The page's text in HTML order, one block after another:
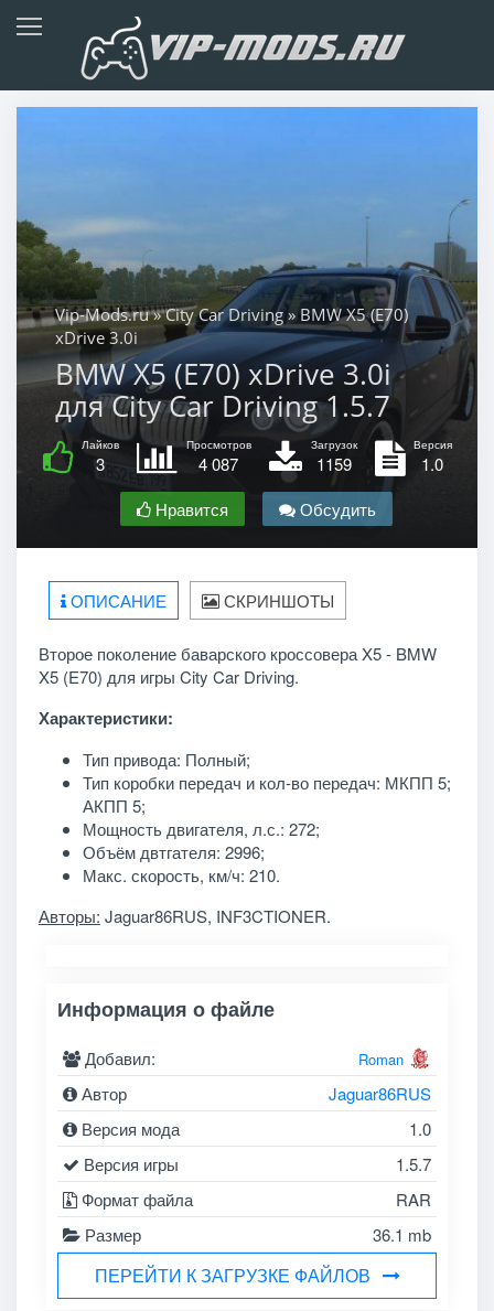
Vip-Mods.ru»City Car Driving» BMW X5 (E70)
xDrive 3.0i
BMW X5 (E70) xDrive 3.0i
для City Car Driving 1.5.7
Лайков
3
Просмотров
4 087
Загрузок
1159
Версия
1.0
Нравится
Обсудить
ОПИСАНИЕ СКРИНШОТЫ
Второе поколение баварского кроссовера X5 - BMW
X5 (E70) для игры City Car Driving.
Характеристики:
Тип привода: Полный;
Тип коробки передач и кол-во передач: МКПП 5;
АКПП 5;
Мощность двигателя, л.с.: 272;
Объём двтгателя: 2996;
Макс. скорость, км/ч: 210.
Авторы: Jaguar86RUS, INF3CTIONER.
Информация о файле
Добавил: Roman
Автор
Jaguar86RUS
Версия мода
1.0
Версия игры
1.5.7
Формат файла
RAR
Размер
36.1 mb
ПЕРЕЙТИ К ЗАГРУЗКЕ ФАЙЛОВ